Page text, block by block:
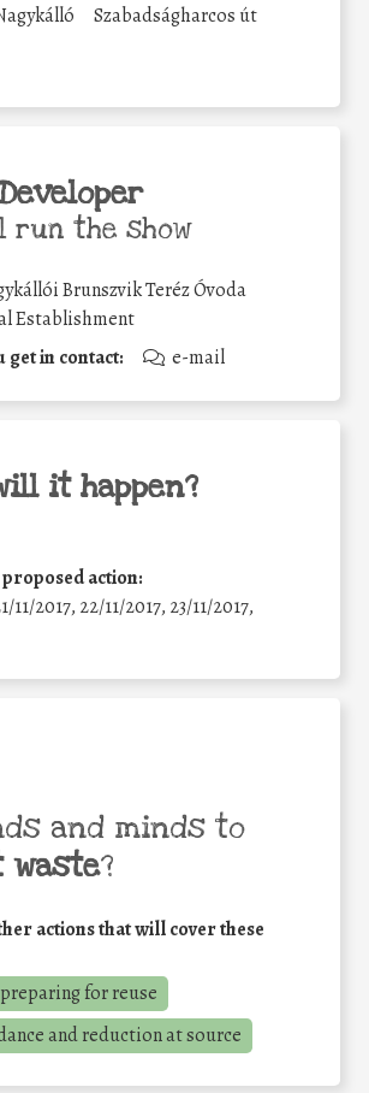
Szabadságharcos út
run the show
Brunszvik Teréz Óvoda
Establishment
get in contact:
e-mail
it happen?
action:
11/2017, 22/11/2017, 23/11/2017,
and minds to
waste?
actions that will cover these
for reuse
and reduction at source